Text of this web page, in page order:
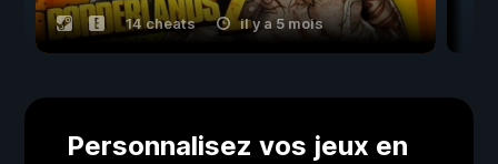
14 cheats il y a 5 mois
Personnalisez vos jeux en